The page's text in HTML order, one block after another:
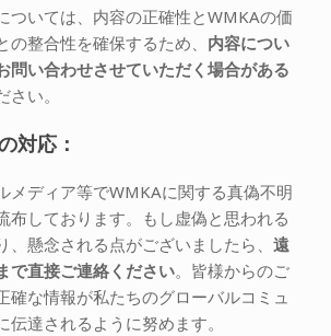
ついては、内容の正確性とWMKAの価
の整合性を確保するため、 内容につい
問い合わせさせていただく場合がある
い。
対応：
メディア等でWMKAに関する真偽不明
布しております。もし虚偽と思われる
、懸念される点がございましたら、 遠
で直接ご連絡ください。皆様からのご
確な情報が私たちのグローバルコミュ
伝達されるように努めます。